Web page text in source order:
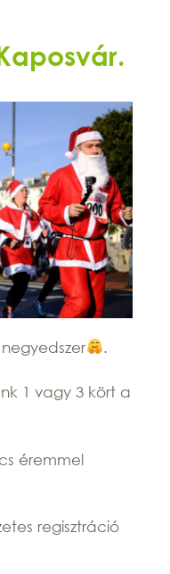
.
1 vagy 3 kört a
éremmel
regisztráció